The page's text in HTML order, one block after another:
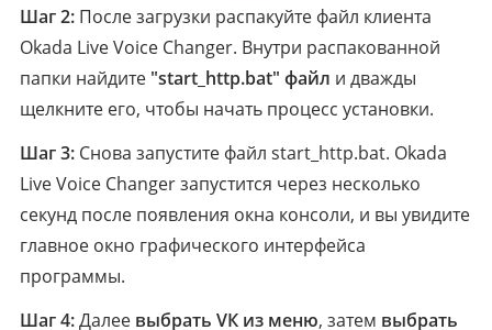
Шаг 2: После загрузки распакуйте файл клиента
Okada Live Voice Changer. Внутри распакованной
папки найдите "start_http.bat" файл и дважды
щелкните его, чтобы начать процесс установки.
Шаг 3: Снова запустите файл start_http.bat. Okada
Live Voice Changer запустится через несколько
секунд после появления окна консоли, и вы увидите
главное окно графического интерфейса
программы.
Шаг 4:Далее выбрать VК из меню, затем выбрать